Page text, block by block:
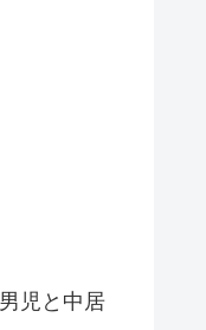
児と中居